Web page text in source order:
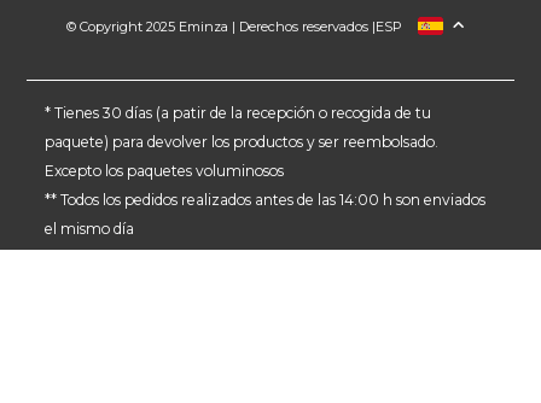
© Copyright 2025 Eminza | Derechos reservados |
FRANCIA
ALEMANIA
PAÍSES BAJOS
ESP
* Tienes 30 días (a patir de la recepción o recogida de tu
paquete) para devolver los productos y ser reembolsado.
Excepto los paquetes voluminosos
** Todos los pedidos realizados antes de las 14:00 h son enviados
el mismo día